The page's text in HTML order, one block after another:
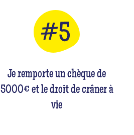
Je remporte un chèque de
5000€ et le droit de crâner à
vie